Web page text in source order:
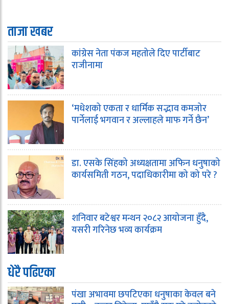
ताजा खबर
कांग्रेस नेता पंकज महतोले दिए पार्टीबाट
राजीनामा
‘मधेशको एकता र धार्मिक सद्भाव कमजोर
पार्नेलाई भगवान र अल्लाहले माफ गर्ने छैन’
डा. एसके सिंहको अध्यक्षतामा अफिन धनुषाको
कार्यसमिती गठन, पदाधिकारीमा को को परे ?
शनिवार बटेश्वर मन्थन २०८२ आयोजना हुँदै,
यसरी गरिनेछ भव्य कार्यक्रम
धेरै पढिएका
पंखा अभावमा छपटिएका धनुषाका केवल बने